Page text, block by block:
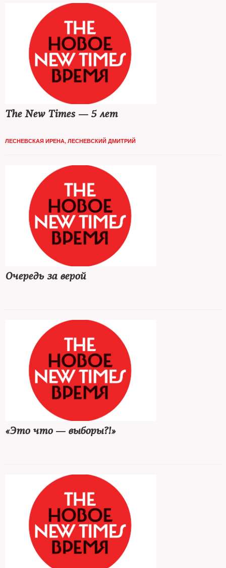
The New Times — 5 лет
ЛЕСНЕВСКАЯ ИРЕНА, ЛЕСНЕВСКИЙ ДМИТРИЙ
Очередь за верой
«Это что — выборы?!»